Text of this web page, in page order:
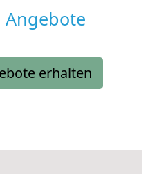
Angebote
erhalten